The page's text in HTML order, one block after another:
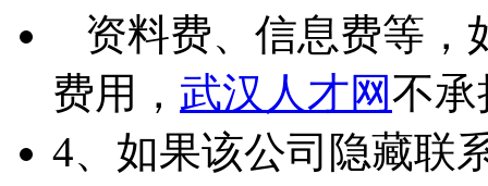
资料费、信息费等，
费用， 武汉人才网不承
4、如果该公司隐藏联